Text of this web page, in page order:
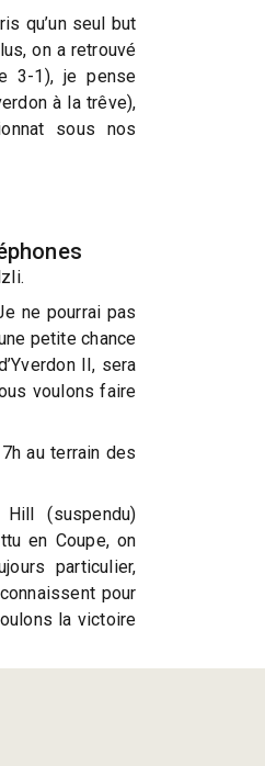
qu’un seul but
on a retrouvé
3-1), je pense
à la trêve),
sous nos
ne pourrai pas
petite chance
II, sera
voulons faire
au terrain des
(suspendu)
en Coupe, on
particulier,
pour
la victoire